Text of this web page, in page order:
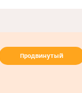
Продвинутый